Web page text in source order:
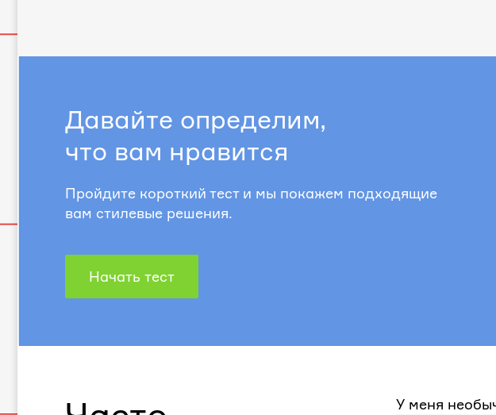
Давайте определим,
что вам нравится
Пройдите короткий тест и мы покажем подходящие
вам стилевые решения.
Начать тест
У меня